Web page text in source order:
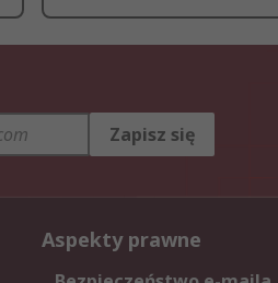
Zapisz się
Aspekty prawne